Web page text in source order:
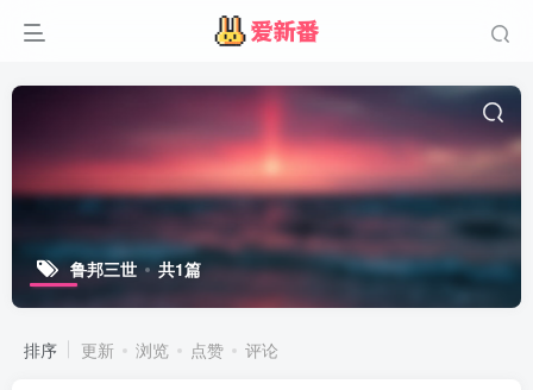
鲁邦三世 共1篇
排序 更新 浏览 点赞 评论